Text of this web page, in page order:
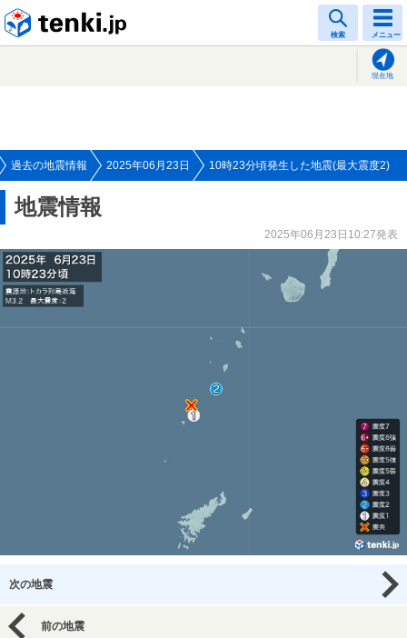
検索 メニュー
現在地
過去の地震情報 2025年06月23日 10時23分頃発生した地震(最大震度2)
地震情報
2025年06月23日10:27発表
次の地震
前の地震